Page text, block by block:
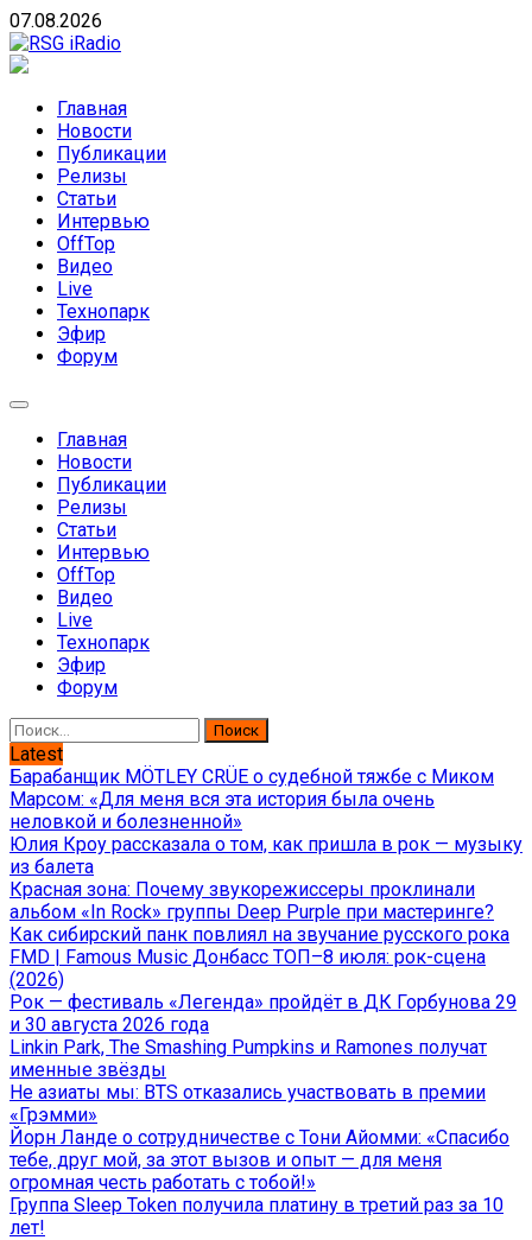
Skip
to
content
07.08.2026
направлений без возрастных ограничений
Главная
Новости
Публикации
Релизы
Статьи
Интервью
OffTop
Видео
Live
Технопарк
Эфир
Форум
Главная
Новости
Публикации
Релизы
Статьи
Интервью
OffTop
Видео
Live
Технопарк
Эфир
Форум
Найти:
Latest
Барабанщик MÖTLEY CRÜE о судебной тяжбе с Миком
Марсом: «Для меня вся эта история была очень
неловкой и болезненной»
Юлия Кроу рассказала о том, как пришла в рок — музыку
из балета
Красная зона: Почему звукорежиссеры проклинали
альбом «In Rock» группы Deep Purple при мастеринге?
Как сибирский панк повлиял на звучание русского рока
FMD | Famous Music Донбасс ТОП–8 июля: рок-сцена
(2026)
Рок — фестиваль «Легенда» пройдёт в ДК Горбунова 29
и 30 августа 2026 года
Linkin Park, The Smashing Pumpkins и Ramones получат
именные звёзды
Не азиаты мы: BTS отказались участвовать в премии
«Грэмми»
Йорн Ланде о сотрудничестве с Тони Айомми: «Спасибо
тебе, друг мой, за этот вызов и опыт — для меня
огромная честь работать с тобой!»
Группа Sleep Token получила платину в третий раз за 10
лет!